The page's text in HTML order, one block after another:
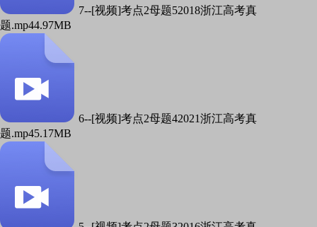
7--[视频]考点2母题52018浙江高考真
题.mp44.97MB
6--[视频]考点2母题42021浙江高考真
题.mp45.17MB